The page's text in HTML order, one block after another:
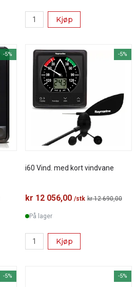
Kjøp
-5% -5%
i60 Vind. med kort vindvane
kr 12 056,00 /stk kr 12 690,00
På lager
Kjøp
-5% -5%